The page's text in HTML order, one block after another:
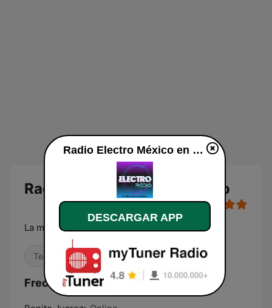
Radio Electro México en vivo
La música que nos gusta...
Techno Dance / EDM Electrónica
Frecuencias Radio Electro México:
Radio Electro México en vivo
DESCARGAR APP